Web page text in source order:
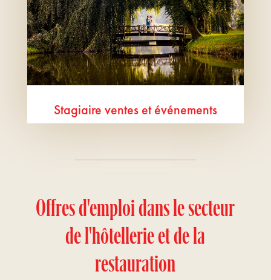
Stagiaire ventes et événements
Offres d'emploi dans le secteur
de l'hôtellerie et de la
restauration